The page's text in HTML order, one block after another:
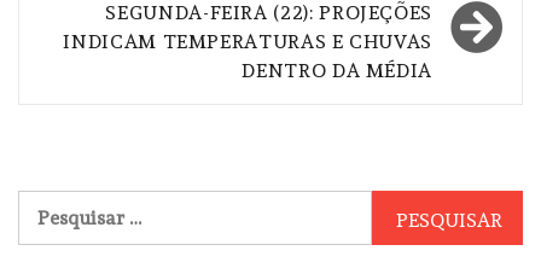
SEGUNDA-FEIRA (22): PROJEÇÕES
INDICAM TEMPERATURAS E CHUVAS
DENTRO DA MÉDIA